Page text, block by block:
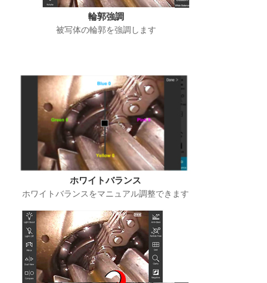
輪郭強調
被写体の輪郭を強調します
ホワイトバランス
ホワイトバランスをマニュアル調整できます